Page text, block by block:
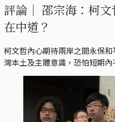
評論｜ 邵宗海：柯
在中道？
柯文哲內心期待兩岸之間永保
灣本土及主體意識，恐怕短期內